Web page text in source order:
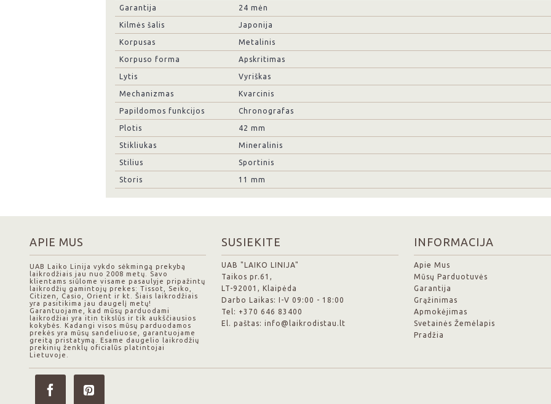
Garantija 24 mėn
Kilmės šalis Japonija
Korpusas Metalinis
Korpuso forma Apskritimas
Lytis Vyriškas
Mechanizmas Kvarcinis
Papildomos funkcijos Chronografas
Plotis 42 mm
Stikliukas Mineralinis
Stilius Sportinis
Storis 11 mm
APIE MUS
UAB Laiko Linija vykdo sėkmingą prekybą
laikrodžiais jau nuo 2008 metų. Savo
klientams siūlome visame pasaulyje pripažintų
laikrodžių gamintojų prekes: Tissot, Seiko,
Citizen, Casio, Orient ir kt. Šiais laikrodžiais
yra pasitikima jau daugelį metų!
Garantuojame, kad mūsų parduodami
laikrodžiai yra itin tikslūs ir tik aukščiausios
kokybės. Kadangi visos mūsų parduodamos
prekės yra mūsų sandeliuose, garantuojame
greitą pristatymą. Esame daugelio laikrodžių
prekinių ženklų oficialūs platintojai
Lietuvoje.
SUSIEKITE
UAB "LAIKO LINIJA"
Taikos pr.61,
LT-92001, Klaipėda
Darbo Laikas: I-V 09:00 - 18:00
Tel: +370 646 83400
El. paštas: info@laikrodistau.lt
INFORMACIJA
Apie Mus
Mūsų Parduotuvės
Garantija
Grąžinimas
Apmokėjimas
Svetainės Žemėlapis
Pradžia